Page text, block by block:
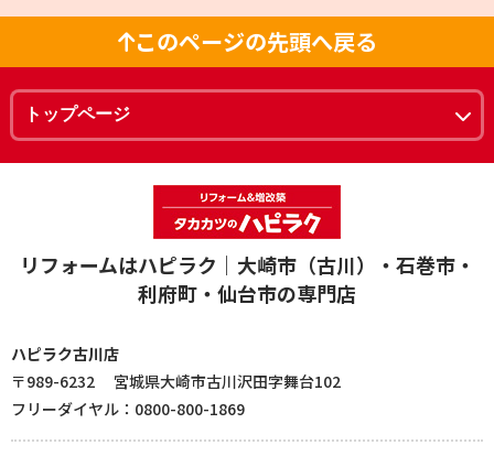
このページの先頭へ戻る
リフォームはハピラク｜大崎市（古川）・石巻市・
利府町・仙台市の専門店
ハピラク古川店
〒989-6232 宮城県大崎市古川沢田字舞台102
フリーダイヤル：0800-800-1869